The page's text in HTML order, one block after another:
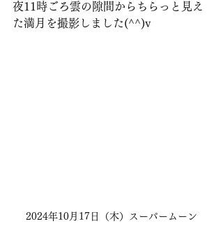
夜11時ごろ雲の隙間からちらっと見え
た満月を撮影しました(^^)v
2024年10月17日（木）スーパームーン